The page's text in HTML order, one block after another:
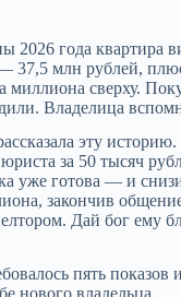
2026 года квартира
37,5 млн рублей,
миллиона сверху.
Владелица
эту
за 50 тысяч
уже готова — и
закончив
Дай бог ему
пять показов
нового владельца.